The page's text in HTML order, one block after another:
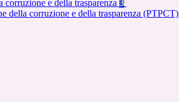
e della trasparenza 3
della corruzione e della trasparenza (PTPCT)